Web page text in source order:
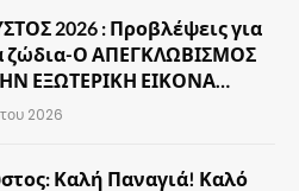
2026 : Προβλέψεις για
ζώδια-Ο ΑΠΕΓΚΛΩΒΙΣΜΟΣ
ΕΞΩΤΕΡΙΚΗ ΕΙΚΟΝΑ…
2026
Καλή Παναγιά! Καλό